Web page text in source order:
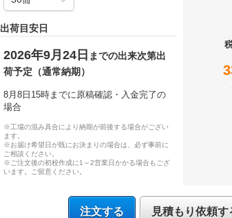
出荷目安日
2026年9月24日 までの出来次第出
荷予定（通常納期）
8月8日15時までに原稿確認・入金完了の
場合
※工場の混み具合により納期が前後する場合がござい
ます。
※お届け希望日が既にお決まりの場合は、必ず事前に
ご相談ください。
※ご注文後の初校作成に1～2営業日かかる場合もござ
います。ご留意ください。
注文する 見積もり依頼す